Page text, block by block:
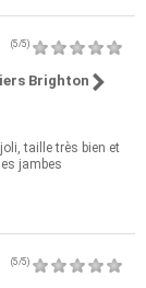
(5/5)
Brighton
taille très bien et
jambes
(5/5)